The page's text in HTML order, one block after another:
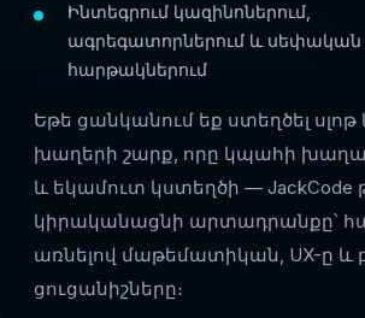
Ինտեգրում կազինոներում,
ագրեգատորներում և սեփական
հարթակներում
Եթե ցանկանում եք ստեղծել
խաղերի շարք, որը կպահի
և եկամուտ կստեղծի — JackCode
կիրականացնի արտադրանքը՝
առնելով մաթեմատիկան, UX-ը և
ցուցանիշները։